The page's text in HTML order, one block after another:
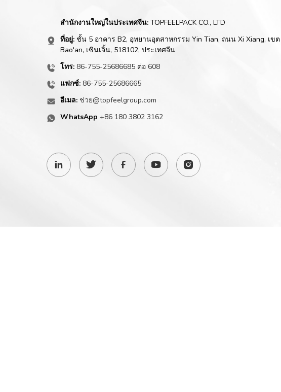
สำนักงานใหญ่ในประเทศจีน: TOPFEELPACK CO., LTD
ที่อยู่: ชั้น 5 อาคาร B2, อุทยานอุตสาหกรรม Yin Tian, ถนน Xi Xiang, เขต
Bao'an, เซินเจิ้น, 518102, ประเทศจีน
โทร: 86-755-25686685 ต่อ 608
แฟกซ์: 86-755-25686665
อีเมล: ช่วย@topfeelgroup.com
WhatsApp +86 180 3802 3162